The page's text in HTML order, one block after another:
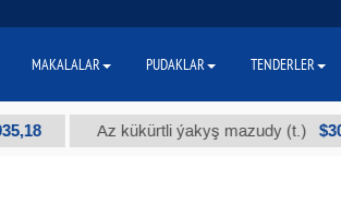
Az kükürtli ýakyş mazudy (t.) $300
MAKALALAR PUDAKLAR TENDERLER